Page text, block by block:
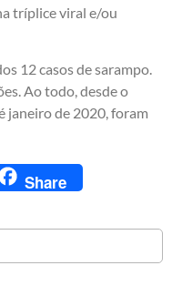
tríplice viral e/ou
12 casos de sarampo.
Ao todo, desde o
janeiro de 2020, foram
Share